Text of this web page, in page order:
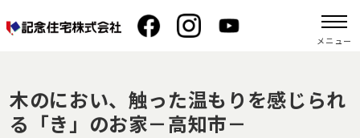
メニュー
木のにおい、触った温もりを感じられ
る「き」のお家－高知市－